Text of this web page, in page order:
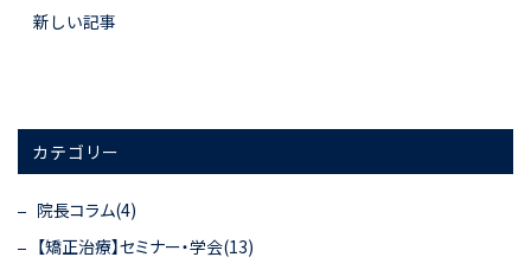
新しい記事
カテゴリー
院長コラム(4)
【矯正治療】セミナー・学会(13)